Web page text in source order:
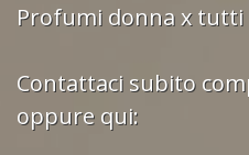
Profumi donna x tutti
Contattaci subito
oppure qui: